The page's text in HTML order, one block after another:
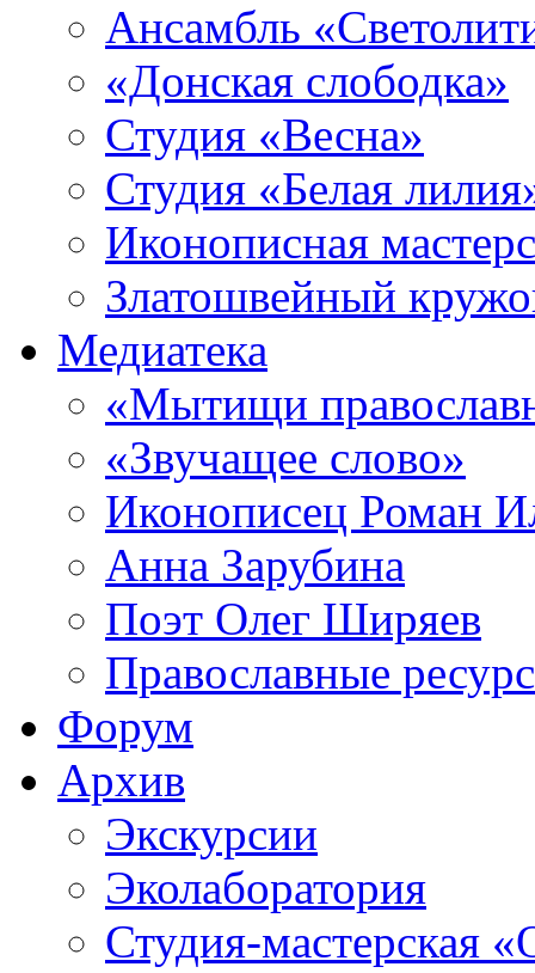
Ансамбль
«Донская слободка»
Студия «Весна»
Студия «Белая
Иконописная
Златошвейный
Медиатека
«Мытищи
«Звучащее слово»
Иконописец Роман
Анна Зарубина
Поэт Олег Ширяев
Православные
Форум
Архив
Экскурсии
Эколаборатория
Студия-мастерская